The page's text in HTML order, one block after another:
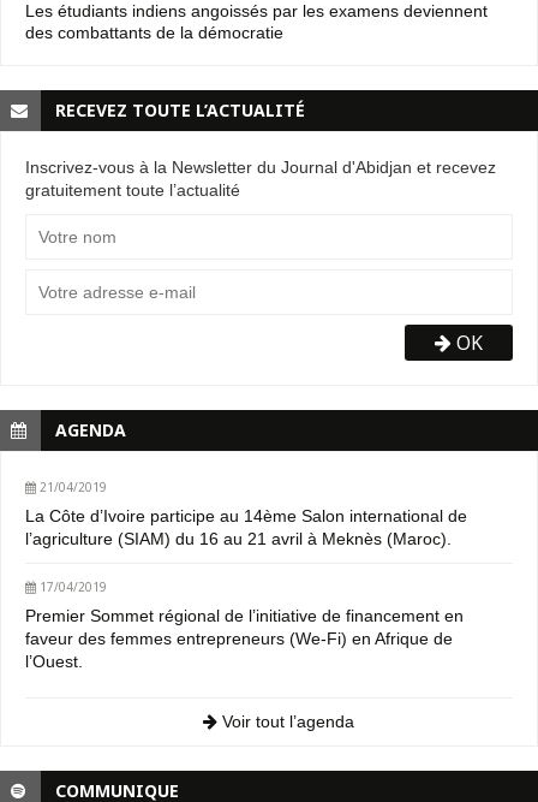
Les étudiants indiens angoissés par les examens deviennent
des combattants de la démocratie
RECEVEZ TOUTE L’ACTUALITÉ
Inscrivez-vous à la Newsletter du Journal d'Abidjan et recevez
gratuitement toute l’actualité
OK
AGENDA
21/04/2019
La Côte d’Ivoire participe au 14ème Salon international de
l’agriculture (SIAM) du 16 au 21 avril à Meknès (Maroc).
17/04/2019
Premier Sommet régional de l’initiative de financement en
faveur des femmes entrepreneurs (We-Fi) en Afrique de
l’Ouest.
Voir tout l’agenda
COMMUNIQUE